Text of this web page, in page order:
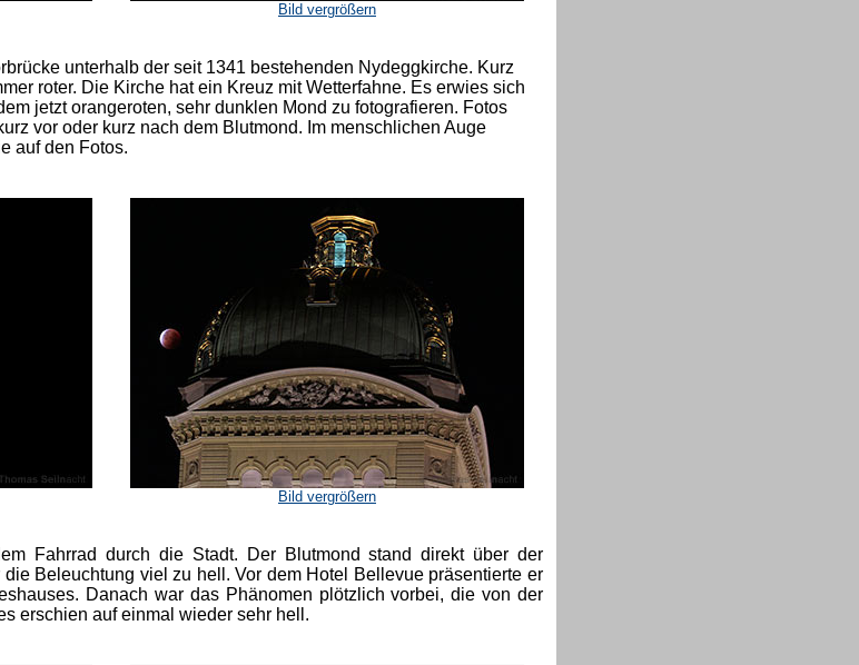
Bild vergrößern
unterhalb der seit 1341 bestehenden Nydeggkirche. Kurz
roter. Die Kirche hat ein Kreuz mit Wetterfahne. Es erwies sich
jetzt orangeroten, sehr dunklen Mond zu fotografieren. Fotos
vor oder kurz nach dem Blutmond. Im menschlichen Auge
auf den Fotos.
Bild vergrößern
Fahrrad durch die Stadt. Der Blutmond stand direkt über der
Beleuchtung viel zu hell. Vor dem Hotel Bellevue präsentierte er
Danach war das Phänomen plötzlich vorbei, die von der
erschien auf einmal wieder sehr hell.